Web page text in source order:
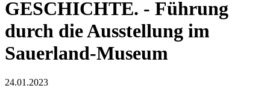
GESCHICHTE. - Führung
durch die Ausstellung im
Sauerland-Museum
24.01.2023